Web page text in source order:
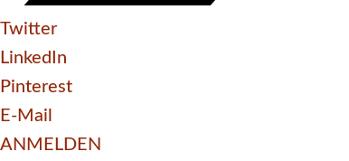
Twitter
LinkedIn
Pinterest
E-Mail
ANMELDEN